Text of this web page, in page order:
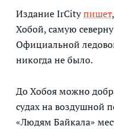
Издание IrCityпишет
Хобой, самую
Официальной
никогда не было.
До Хобоя можно
судах на воздушной
«Людям Байкала»